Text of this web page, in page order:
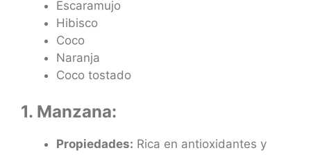
Escaramujo
Hibisco
Coco
Naranja
Coco tostado
1. Manzana:
Propiedades: Rica en antioxidantes y